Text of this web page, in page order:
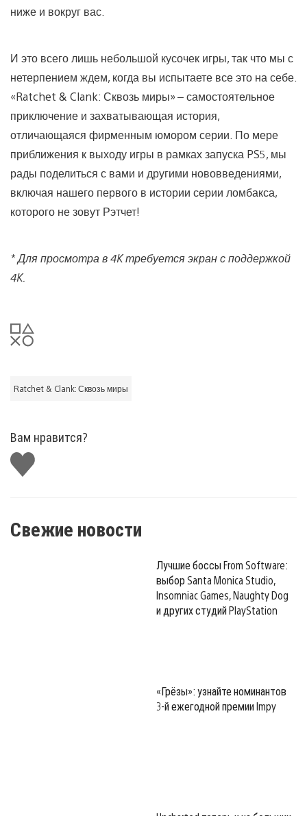
ниже и вокруг вас.
И это всего лишь небольшой кусочек игры, так что мы с
нетерпением ждем, когда вы испытаете все это на себе.
«Ratchet & Clank: Сквозь миры» – самостоятельное
приключение и захватывающая история,
отличающаяся фирменным юмором серии. По мере
приближения к выходу игры в рамках запуска PS5, мы
рады поделиться с вами и другими нововведениями,
включая нашего первого в истории серии ломбакса,
которого не зовут Рэтчет!
*Для просмотра в 4K требуется экран с поддержкой
4K.
Ratchet & Clank: Сквозь миры
Вам нравится?
Поставить
лайк
Свежие новости
Лучшие боссы From Software:
выбор Santa Monica Studio,
Insomniac Games, Naughty Dog
и других студий PlayStation
«Грёзы»: узнайте номинантов
3-й ежегодной премии Impy